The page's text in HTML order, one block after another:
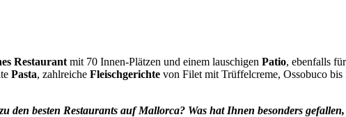
Restaurant mit 70 Innen-Plätzen und einem lauschigen Patio, ebenfalls
Pasta, zahlreiche Fleischgerichte von Filet mit Trüffelcreme, Ossobuco bis
zu den besten Restaurants auf Mallorca? Was hat Ihnen besonders